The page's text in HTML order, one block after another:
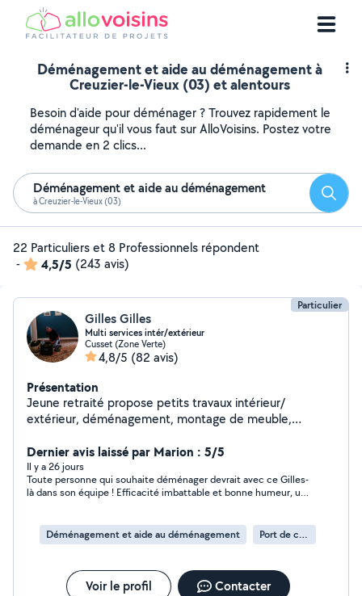
Déménagement et aide au déménagement à
Creuzier-le-Vieux (03) et alentours
Besoin d'aide pour déménager ? Trouvez rapidement le
déménageur qu'il vous faut sur AlloVoisins. Postez votre
demande en 2 clics...
Déménagement et aide au déménagement
à Creuzier-le-Vieux (03)
22 Particuliers et 8 Professionnels répondent
-
4,5/5 (243 avis)
Particulier
Gilles Gilles
Multi services intér/extérieur
Cusset (Zone Verte)
4,8/5 (82 avis)
Présentation
Jeune retraité propose petits travaux intérieur/
extérieur, déménagement, montage de meuble,
peux pas répondre ( si elles se trouvent hors de mon
périmètre d'action) , essayer plutôt de me contacter
par téléphone svp..
Dernier avis laissé par Marion : 5/5
Il y a 26 jours
Toute personne qui souhaite déménager devrait avec ce Gilles-
là dans son équipe ! Efficacité imbattable et bonne humeur, un
Déménagement et aide au déménagement Port de cartons
Voir le profil Contacter